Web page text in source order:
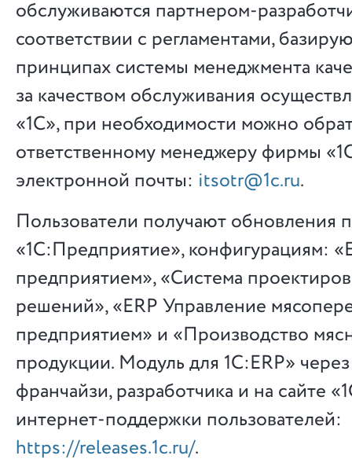
обслуживаются партнером-
соответствии с регламентами,
принципах системы менеджмента
за качеством обслуживания
«1С», при необходимости можно
ответственному менеджеру фирмы
электронной почты: itsotr@1c.ru.
Пользователи получают обновления
«1С:Предприятие», конфигурациям:
предприятием», «Система
решений», «ERP Управление
предприятием» и «Производство
продукции. Модуль для 1С:ERP»
франчайзи, разработчика и на сайте
интернет-поддержки пользователей:
https://releases.1c.ru/.